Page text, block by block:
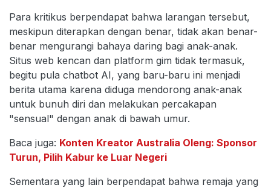
Para kritikus berpendapat bahwa larangan tersebut,
meskipun diterapkan dengan benar, tidak akan benar-
benar mengurangi bahaya daring bagi anak-anak.
Situs web kencan dan platform gim tidak termasuk,
begitu pula chatbot AI, yang baru-baru ini menjadi
berita utama karena diduga mendorong anak-anak
untuk bunuh diri dan melakukan percakapan
"sensual" dengan anak di bawah umur.
Baca juga: Konten Kreator Australia Oleng: Sponsor
Turun, Pilih Kabur ke Luar Negeri
Sementara yang lain berpendapat bahwa remaja yang